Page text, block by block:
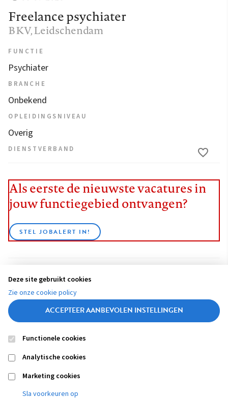
Freelance psychiater
BKV, Leidschendam
FUNCTIE
Psychiater
BRANCHE
Onbekend
OPLEIDINGSNIVEAU
Overig
DIENSTVERBAND
Als eerste de nieuwste vacatures in
jouw functiegebied ontvangen?
STEL JOBALERT IN!
BEKIJK ALLE VACATURES
Footer
navigation
Deze site gebruikt cookies
Zie onze cookie policy
ACCEPTEER AANBEVOLEN INSTELLINGEN
Functionele cookies
Analytische cookies
Marketing cookies
Sla voorkeuren op